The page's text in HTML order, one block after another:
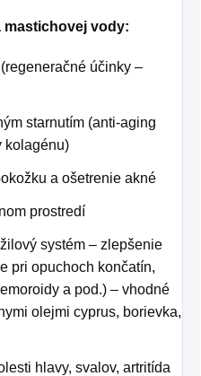
mastichovej vody:
účinky –
starnutím (anti-aging
kolagénu)
a ošetrenie akné
prostredí
systém – zlepšenie
pri opuchoch končatín,
a pod.) – vhodné
olejmi cyprus, borievka,
hlavy, svalov, artritída